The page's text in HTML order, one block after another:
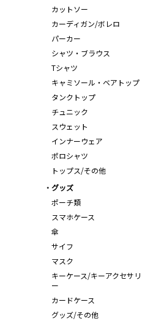
カットソー
カーディガン/ボレロ
パーカー
シャツ・ブラウス
Tシャツ
キャミソール・ベアトップ
タンクトップ
チュニック
スウェット
インナーウェア
ポロシャツ
トップス/その他
グッズ
ポーチ類
スマホケース
傘
サイフ
マスク
キーケース/キーアクセサリ
ー
カードケース
グッズ/その他